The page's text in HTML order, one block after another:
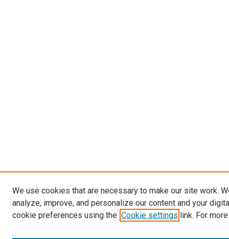
We use cookies that are necessary to make our site work.
analyze, improve, and personalize our content and your
cookie preferences using the Cookie settings link. For